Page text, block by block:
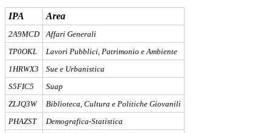
IPA Area
2A9MCD
Affari Generali
TP0OKL
Lavori Pubblici, Patrimonio e Ambiente
1HRWX3
Sue e Urbanistica
S5FIC5
Suap
ZLJQ3W
Biblioteca, Cultura e Politiche Giovanili
PHAZST
Demografica-Statistica